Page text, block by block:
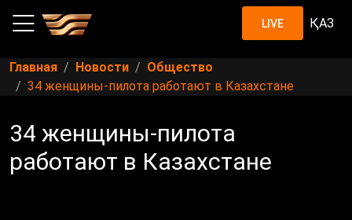
LIVE ҚАЗ
Главная Новости
Общество
34 женщины-пилота работают в Казахстане
34 женщины-пилота
работают в Казахстане